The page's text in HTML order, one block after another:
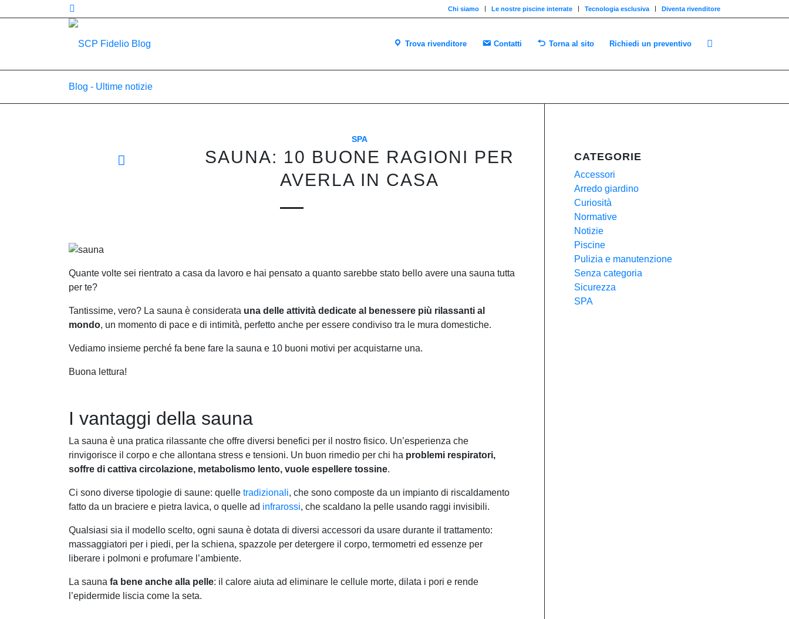
Chi siamo Le nostre piscine interrate Tecnologia esclusiva Diventa rivenditore
Trova rivenditore Contatti Torna al sito Richiedi un preventivo
Blog - Ultime notizie
SPA
SAUNA: 10 BUONE RAGIONI PER
AVERLA IN CASA
Quante volte sei rientrato a casa da lavoro e hai pensato a quanto sarebbe stato bello avere una sauna tutta
per te?
Tantissime, vero? La sauna è considerata una delle attività dedicate al benessere più rilassanti al
mondo, un momento di pace e di intimità, perfetto anche per essere condiviso tra le mura domestiche.
Vediamo insieme perché fa bene fare la sauna e 10 buoni motivi per acquistarne una.
Buona lettura!
I vantaggi della sauna
La sauna è una pratica rilassante che offre diversi benefici per il nostro fisico. Un’esperienza che
rinvigorisce il corpo e che allontana stress e tensioni. Un buon rimedio per chi ha problemi respiratori,
soffre di cattiva circolazione, metabolismo lento, vuole espellere tossine.
Ci sono diverse tipologie di saune: quelle tradizionali, che sono composte da un impianto di riscaldamento
fatto da un braciere e pietra lavica, o quelle ad infrarossi, che scaldano la pelle usando raggi invisibili.
Qualsiasi sia il modello scelto, ogni sauna è dotata di diversi accessori da usare durante il trattamento:
massaggiatori per i piedi, per la schiena, spazzole per detergere il corpo, termometri ed essenze per
liberare i polmoni e profumare l’ambiente.
La sauna fa bene anche alla pelle: il calore aiuta ad eliminare le cellule morte, dilata i pori e rende
l’epidermide liscia come la seta.
CATEGORIE
Accessori
Arredo giardino
Curiosità
Normative
Notizie
Piscine
Pulizia e manutenzione
Senza categoria
Sicurezza
SPA